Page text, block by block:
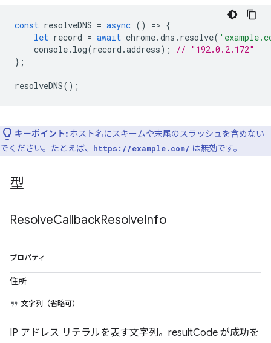
const resolveDNS = async () => {
let record = await chrome.dns . resolve(
console. log(record .address);
// "192.0.2.172"
};
resolveDNS();
キーポイント: ホスト名にスキームや末尾のスラッシュを含めない
でください。たとえば、
https://example.com/ は無効です。
型
ResolveCallbackResolveInfo
プロパティ
住所
文字列（省略可）
IP アドレス リテラルを表す文字列。resultCode が成功を